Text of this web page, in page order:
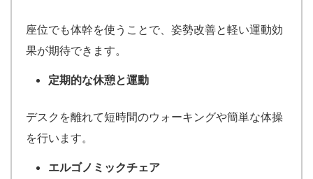
座位でも体幹を使うことで、姿勢改善と軽い運動効
果が期待できます。
定期的な休憩と運動
デスクを離れて短時間のウォーキングや簡単な体操
を行います。
エルゴノミックチェア